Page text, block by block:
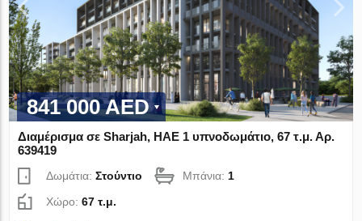
841 000 AED
Διαμέρισμα σε Sharjah, ΗΑΕ 1 υπνοδωμάτιο, 67 τ.μ. Αρ.
639419
Δωμάτια:Στούντιο Μπάνια:1
Χώρο:67 τ.μ.